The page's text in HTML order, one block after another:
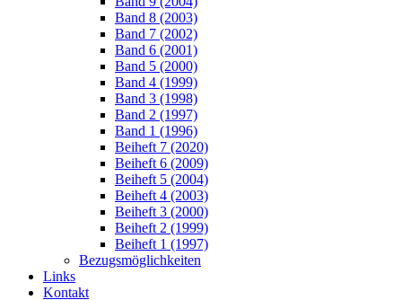
Band 8 (2003)
Band 7 (2002)
Band 6 (2001)
Band 5 (2000)
Band 4 (1999)
Band 3 (1998)
Band 2 (1997)
Band 1 (1996)
Beiheft 7 (2020)
Beiheft 6 (2009)
Beiheft 5 (2004)
Beiheft 4 (2003)
Beiheft 3 (2000)
Beiheft 2 (1999)
Beiheft 1 (1997)
Bezugsmöglichkeiten
Links
Kontakt